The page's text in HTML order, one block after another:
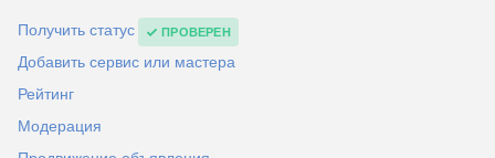
Получить статус ПРОВЕРЕН
Добавить сервис или мастера
Рейтинг
Модерация